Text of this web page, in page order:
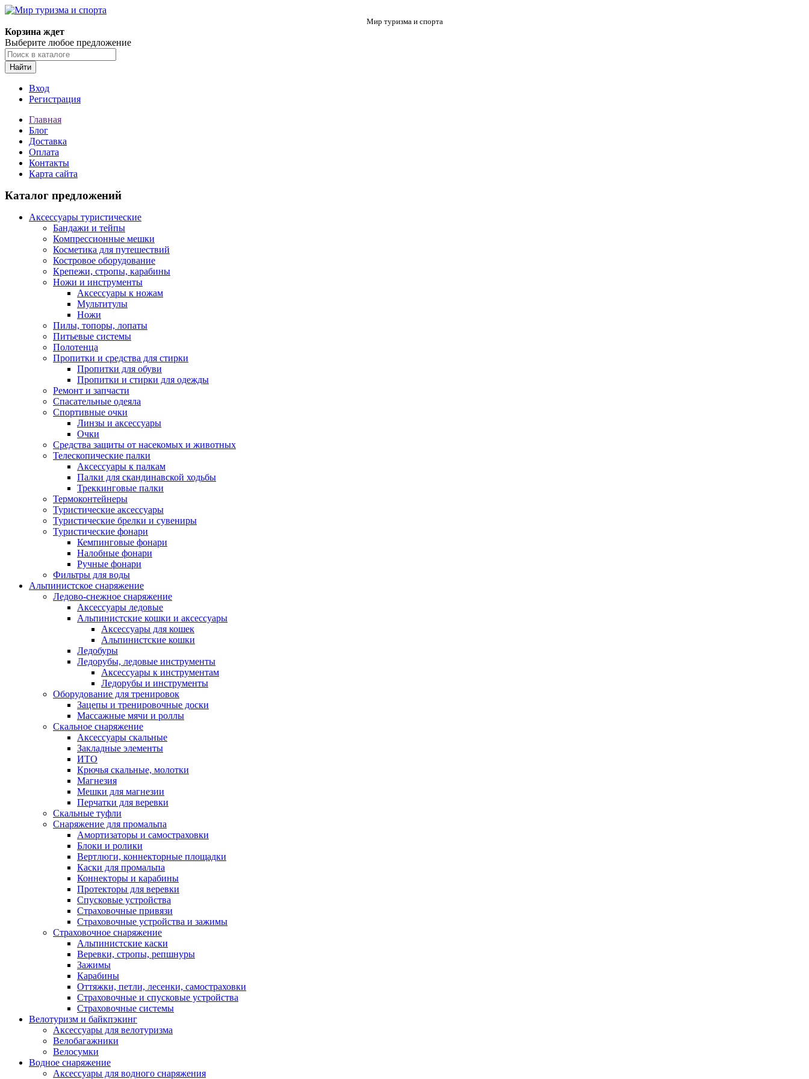
Мир туризма и спорта
Корзина ждет
Выберите любое предложение
Найти
Вход
Регистрация
Главная
Блог
Доставка
Оплата
Контакты
Карта сайта
Каталог предложений
Аксессуары туристические
Бандажи и тейпы
Компрессионные мешки
Косметика для путешествий
Костровое оборудование
Крепежи, стропы, карабины
Ножи и инструменты
Аксессуары к ножам
Мультитулы
Ножи
Пилы, топоры, лопаты
Питьевые системы
Полотенца
Пропитки и средства для стирки
Пропитки для обуви
Пропитки и стирки для одежды
Ремонт и запчасти
Спасательные одеяла
Спортивные очки
Линзы и аксессуары
Очки
Средства защиты от насекомых и животных
Телескопические палки
Аксессуары к палкам
Палки для скандинавской ходьбы
Треккинговые палки
Термоконтейнеры
Туристические аксессуары
Туристические брелки и сувениры
Туристические фонари
Кемпинговые фонари
Налобные фонари
Ручные фонари
Фильтры для воды
Альпинистское снаряжение
Ледово-снежное снаряжение
Аксессуары ледовые
Альпинистские кошки и аксессуары
Аксессуары для кошек
Альпинистские кошки
Ледобуры
Ледорубы, ледовые инструменты
Аксессуары к инструментам
Ледорубы и инструменты
Оборудование для тренировок
Зацепы и тренировочные доски
Массажные мячи и роллы
Скальное снаряжение
Аксессуары скальные
Закладные элементы
ИТО
Крючья скальные, молотки
Магнезия
Мешки для магнезии
Перчатки для веревки
Скальные туфли
Снаряжение для промальпа
Амортизаторы и самостраховки
Блоки и ролики
Вертлюги, коннекторные площадки
Каски для промальпа
Коннекторы и карабины
Протекторы для веревки
Спусковые устройства
Страховочные привязи
Страховочные устройства и зажимы
Страховочное снаряжение
Альпинистские каски
Веревки, стропы, репшнуры
Зажимы
Карабины
Оттяжки, петли, лесенки, самостраховки
Страховочные и спусковые устройства
Страховочные системы
Велотуризм и байкпэкинг
Аксессуары для велотуризма
Велобагажники
Велосумки
Водное снаряжение
Аксессуары для водного снаряжения